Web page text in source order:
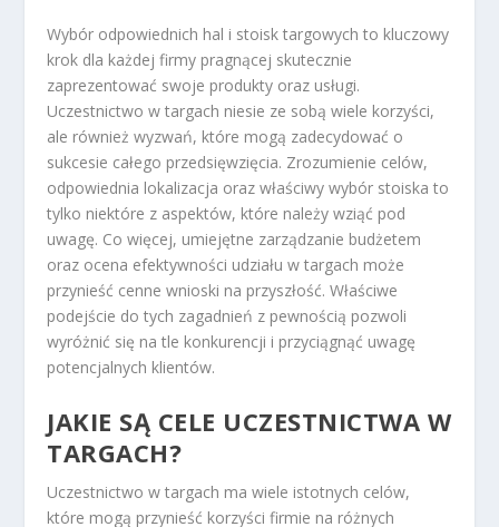
Wybór odpowiednich hal i stoisk targowych to kluczowy
krok dla każdej firmy pragnącej skutecznie
zaprezentować swoje produkty oraz usługi.
Uczestnictwo w targach niesie ze sobą wiele korzyści,
ale również wyzwań, które mogą zadecydować o
sukcesie całego przedsięwzięcia. Zrozumienie celów,
odpowiednia lokalizacja oraz właściwy wybór stoiska to
tylko niektóre z aspektów, które należy wziąć pod
uwagę. Co więcej, umiejętne zarządzanie budżetem
oraz ocena efektywności udziału w targach może
przynieść cenne wnioski na przyszłość. Właściwe
podejście do tych zagadnień z pewnością pozwoli
wyróżnić się na tle konkurencji i przyciągnąć uwagę
potencjalnych klientów.
JAKIE SĄ CELE UCZESTNICTWA W
TARGACH?
Uczestnictwo w targach ma wiele istotnych celów,
które mogą przynieść korzyści firmie na różnych